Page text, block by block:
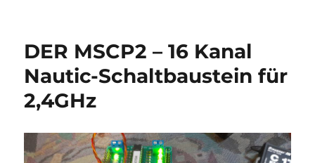
DER MSCP2 – 16 Kanal
Nautic-Schaltbaustein für
2,4GHz